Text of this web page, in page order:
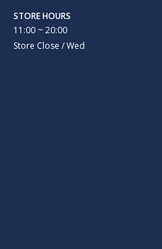
STORE HOURS
11:00 ~ 20:00
Store Close / Wed